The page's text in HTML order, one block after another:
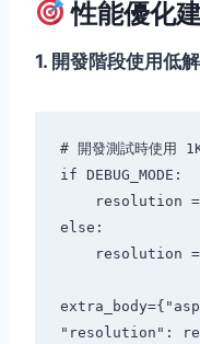
性能優化
1. 開發階段使用低
# 開發測試時使用
if DEBUG_MODE:
else: